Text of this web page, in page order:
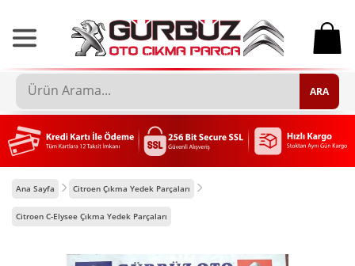
0
ARA
Ana Sayfa Citroen Çıkma Yedek Parçaları
Citroen C-Elysee Çıkma Yedek Parçaları